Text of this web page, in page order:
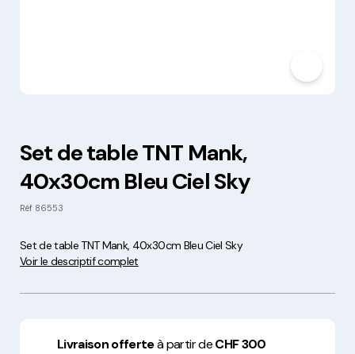
Set de table TNT Mank,
40x30cm Bleu Ciel Sky
Réf 86553
Set de table TNT Mank, 40x30cm Bleu Ciel Sky
Voir le descriptif complet
Livraison offerteà partir deCHF 300